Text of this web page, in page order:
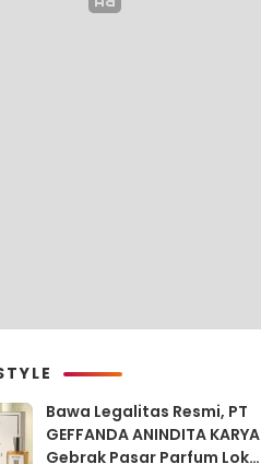
Bawa Legalitas Resmi, PT
GEFFANDA ANINDITA KARYA
Gebrak Pasar Parfum Lokal